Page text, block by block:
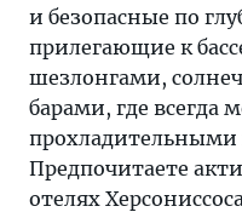
и безопасные по
прилегающие к
шезлонгами,
барами, где всегда
Предпочитаете
отелях